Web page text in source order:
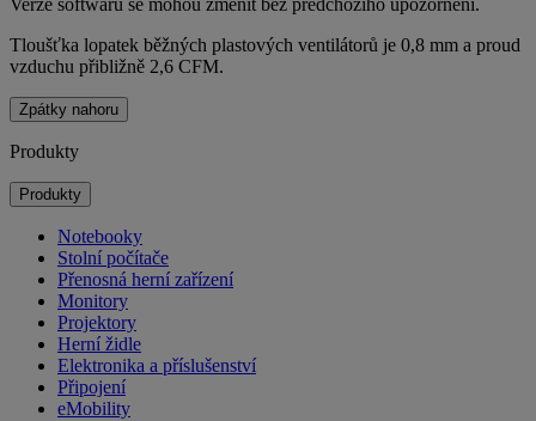
Verze softwaru se mohou změnit bez předchozího upozornění.
Tloušťka lopatek běžných plastových ventilátorů je 0,8 mm a proud
vzduchu přibližně 2,6 CFM.
Zpátky nahoru
Produkty
Produkty
Notebooky
Stolní počítače
Přenosná herní zařízení
Monitory
Projektory
Herní židle
Elektronika a příslušenství
Připojení
eMobility